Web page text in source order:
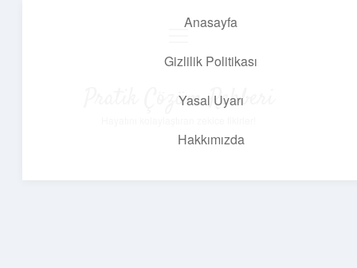
Anasayfa
Gizlilik Politikası
Yasal Uyarı
Hakkımızda
Pratik Çözüm Rehberi